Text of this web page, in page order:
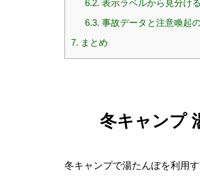
6.2. 表示ラベルから見分け
6.3. 事故データと注意喚起
7. まとめ
冬キャンプ
冬キャンプで湯たんぽを利用